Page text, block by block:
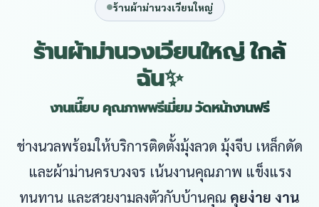
ร้านผ้าม่านวงเวียนใหญ่
ร้านผ้าม่านวงเวียนใหญ่ ใกล้
ฉัน✨
งานเนี๊ยบ คุณภาพพรีเมี่ยม วัดหน้างานฟรี
ช่างนวลพร้อมให้บริการติดตั้งมุ้งลวด มุ้งจีบ เหล็กดัด
และผ้าม่านครบวงจร เน้นงานคุณภาพ แข็งแรง
ทนทาน และสวยงามลงตัวกับบ้านคุณ คุยง่าย งาน